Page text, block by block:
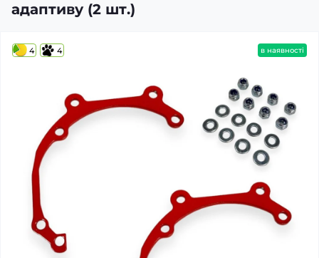
адаптиву (2 шт.)
4 4 в наявності